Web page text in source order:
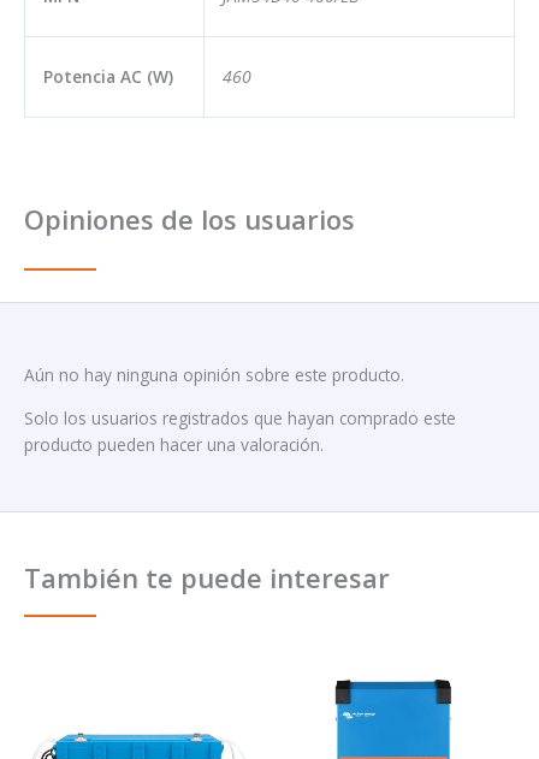
Potencia AC (W) 460
Opiniones de los usuarios
Aún no hay ninguna opinión sobre este producto.
Solo los usuarios registrados que hayan comprado este
producto pueden hacer una valoración.
También te puede interesar